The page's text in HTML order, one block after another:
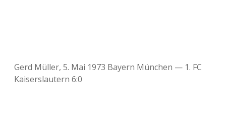
Gerd Müller, 5. Mai 1973 Bayern München — 1. FC
Kaiserslautern 6:0